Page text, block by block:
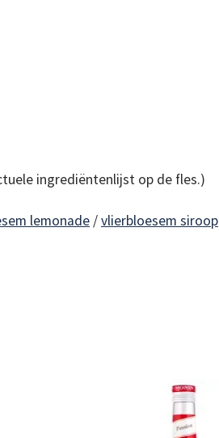
ingrediëntenlijst op de fles.)
lemonade /vlierbloesem siroop